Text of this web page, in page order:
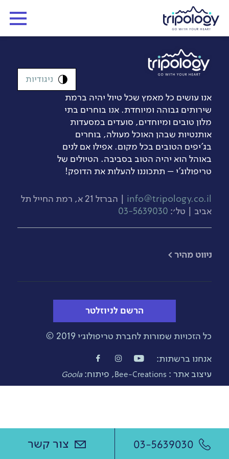
אנו עושים כל מאמץ שכל טיול יהיה ברמת
שירותים גבוהה ומיוחדת. אנו בוחרים בתי
מלון טובים ומיוחדים, סועדים במסעדות
אותנטיות שבהן האוכל מעולה, בוחרים
בג’יפים הטובים בכל מקום. אפילו אם לנים
באוהל הוא יהיה הטוב בסביבה. הטיולים של
טריפולוג'י – תתכוננו להעלות את הדופק!
info@tripology.co.il
| הברזל 21 א, רמת החייל תל
אביב | טל׳: 03-5639030
ניגודיות
​ניווט מהיר >
הרשם לניוזלטר
כל הזכויות שמורות לחברת טריפולוג׳י 2019 ©
עיצוב אתר : Bee-Creations, פיתוח:Goola
אנחנו ברשתות:
03-5639030 צור קשר